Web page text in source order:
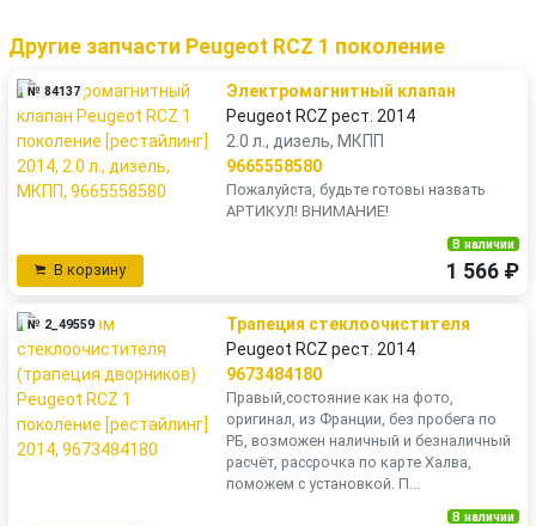
Другие запчасти Peugeot RCZ 1 поколение
№ 84137
Электромагнитный клапан
Peugeot RCZ рест. 2014
2.0 л., дизель, МКПП
9665558580
Пожалуйста, будьте готовы назвать
АРТИКУЛ! ВНИМАНИЕ!
В корзину
В наличии
1 566 ₽
№ 2_49559
Трапеция стеклоочистителя
Peugeot RCZ рест. 2014
9673484180
Правый,состояние как на фото,
оригинал, из Франции, без пробега по
РБ, возможен наличный и безналичный
расчёт, рассрочка по карте Халва,
поможем с установкой. П...
В наличии